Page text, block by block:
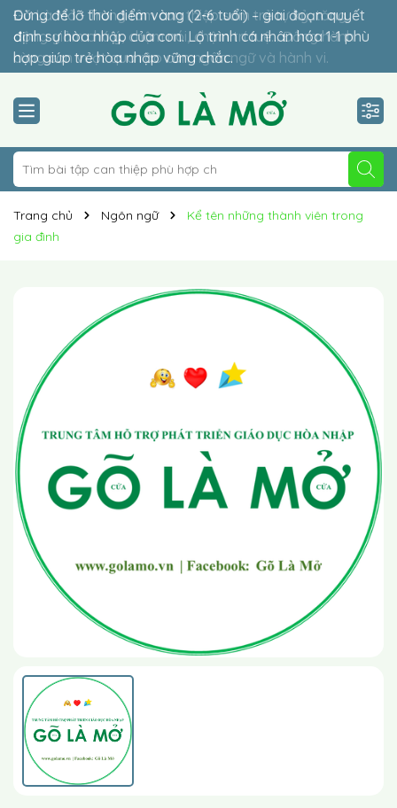
Gõ Là Mở - Trung tâm can thiệp sớm trẻ tự kỷ, tăng
động giảm chú ý, chậm nói, chậm trí tuệ… Đồng hành
cùng con vượt qua rào cản ngôn ngữ và hành vi.
Đừng để lỡ thời điểm vàng (2-6 tuổi) – giai đoạn quyết
định sự hòa nhập của con. Lộ trình cá nhân hóa 1-1 phù
hợp giúp trẻ hòa nhập vững chắc.
Trang chủ Ngôn ngữ
Kể tên những thành viên trong
gia đình